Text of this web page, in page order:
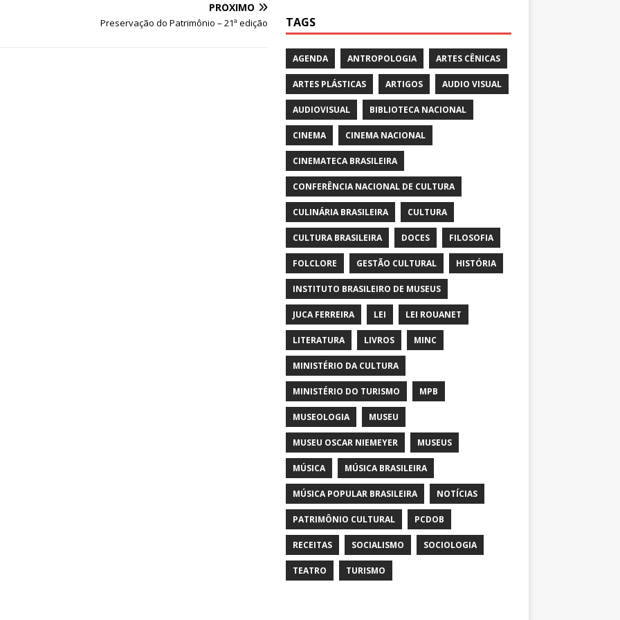
PRÓXIMO
Preservação do Patrimônio – 21ª edição TAGS
AGENDA ANTROPOLOGIA ARTES CÊNICAS
ARTES PLÁSTICAS ARTIGOS AUDIO VISUAL
AUDIOVISUAL BIBLIOTECA NACIONAL
CINEMA CINEMA NACIONAL
CINEMATECA BRASILEIRA
CONFERÊNCIA NACIONAL DE CULTURA
CULINÁRIA BRASILEIRA CULTURA
CULTURA BRASILEIRA DOCES FILOSOFIA
FOLCLORE GESTÃO CULTURAL HISTÓRIA
INSTITUTO BRASILEIRO DE MUSEUS
JUCA FERREIRA LEI LEI ROUANET
LITERATURA LIVROS MINC
MINISTÉRIO DA CULTURA
MINISTÉRIO DO TURISMO MPB
MUSEOLOGIA MUSEU
MUSEU OSCAR NIEMEYER MUSEUS
MÚSICA MÚSICA BRASILEIRA
MÚSICA POPULAR BRASILEIRA NOTÍCIAS
PATRIMÔNIO CULTURAL PCDOB
RECEITAS SOCIALISMO SOCIOLOGIA
TEATRO TURISMO